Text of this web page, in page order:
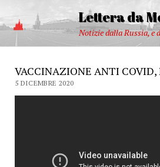
Lettera da
Notizie dalla Russia, e
VACCINAZIONE ANTI
5 DICEMBRE 2020